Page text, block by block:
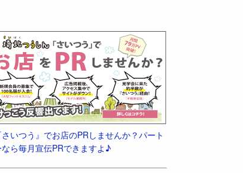
いつう』でお店のPRしませんか？パート
ら毎月宣伝PRできますよ♪